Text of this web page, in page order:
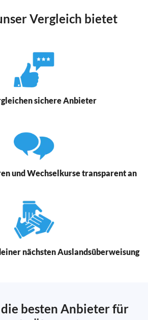
Vergleich bietet
sichere Anbieter
und Wechselkurse transparent an
nächsten Auslandsüberweisung
besten Anbieter für